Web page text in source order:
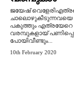
ജയേഷ്
ചാലൊഴുകീടുന്നവയെ
പകുത്തും എത്രയേറെ
വരമ്പുകളായ്
പോയിവീണ്ടും...
10th February 2020